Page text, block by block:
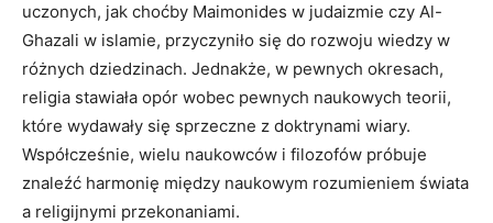
uczonych, jak choćby Maimonides w judaizmie czy Al-
Ghazali w islamie, przyczyniło się do rozwoju wiedzy w
różnych dziedzinach. Jednakże, w pewnych okresach,
religia stawiała opór wobec pewnych naukowych teorii,
które wydawały się sprzeczne z doktrynami wiary.
Współcześnie, wielu naukowców i filozofów próbuje
znaleźć harmonię między naukowym rozumieniem świata
a religijnymi przekonaniami.